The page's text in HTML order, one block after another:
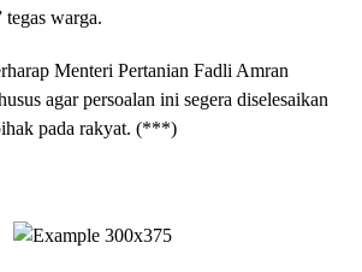
warga.
Menteri Pertanian Fadli Amran
agar persoalan ini segera diselesaikan
pada rakyat. (***)